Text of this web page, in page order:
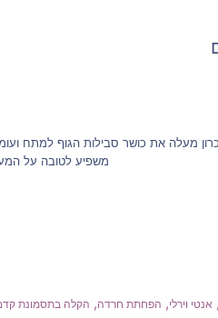
מעלה את כושר סבילות הגוף למתח
משפיע לטובה על
, אנטי וירלי, הפחתת חרדה, הקלה בתסמונת